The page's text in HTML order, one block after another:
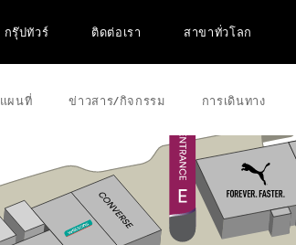
กรุ๊ปทัวร์ ติดต่อเรา สาขาทั่วโลก
แผนที่ ข่าวสาร/กิจกรรม การเดินทาง